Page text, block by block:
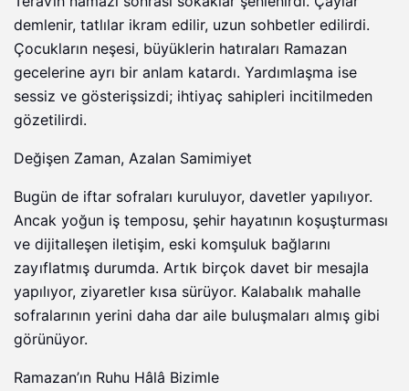
demlenir, tatlılar ikram edilir, uzun sohbetler edilirdi.
Çocukların neşesi, büyüklerin hatıraları Ramazan
gecelerine ayrı bir anlam katardı. Yardımlaşma ise
sessiz ve gösterişsizdi; ihtiyaç sahipleri incitilmeden
gözetilirdi.
Değişen Zaman, Azalan Samimiyet
Bugün de iftar sofraları kuruluyor, davetler yapılıyor.
Ancak yoğun iş temposu, şehir hayatının koşuşturması
ve dijitalleşen iletişim, eski komşuluk bağlarını
zayıflatmış durumda. Artık birçok davet bir mesajla
yapılıyor, ziyaretler kısa sürüyor. Kalabalık mahalle
sofralarının yerini daha dar aile buluşmaları almış gibi
görünüyor.
Ramazan’ın Ruhu Hâlâ Bizimle